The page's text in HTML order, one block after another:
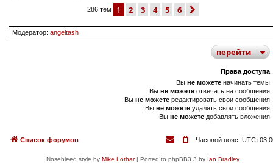
286 тем 1 2 3 4 5 6
Модератор: angeltash
перейти
Права доступа
Вы не можете начинать темы
Вы не можете отвечать на сообщения
Вы не можете редактировать свои сообщения
Вы не можете удалять свои сообщения
Вы не можете добавлять вложения
Список форумов Часовой пояс:
Nosebleed style by Mike Lothar| Ported to phpBB3.3 by Ian Bradley